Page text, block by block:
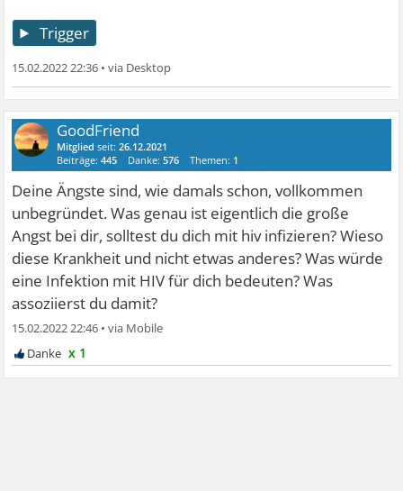
Trigger
15.02.2022 22:36 •
GoodFriend
Mitglied seit:26.12.2021
Beiträge:445 Danke:576 Themen: 1
Deine Ängste sind, wie damals schon, vollkommen
unbegründet. Was genau ist eigentlich die große
Angst bei dir, solltest du dich mit hiv infizieren? Wieso
diese Krankheit und nicht etwas anderes? Was würde
eine Infektion mit HIV für dich bedeuten? Was
assoziierst du damit?
15.02.2022 22:46 •
x 1